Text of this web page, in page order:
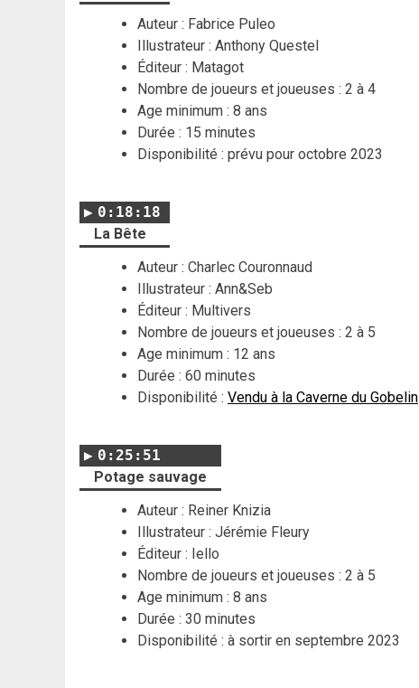
Auteur : Fabrice Puleo
Illustrateur : Anthony Questel
Éditeur : Matagot
Nombre de joueurs et joueuses : 2 à 4
Age minimum : 8 ans
Durée : 15 minutes
Disponibilité : prévu pour octobre 2023
0:18:18
La Bête
Auteur : Charlec Couronnaud
Illustrateur : Ann&Seb
Éditeur : Multivers
Nombre de joueurs et joueuses : 2 à 5
Age minimum : 12 ans
Durée : 60 minutes
Disponibilité : Vendu à la Caverne du Gobelin
0:25:51
Potage sauvage
Auteur : Reiner Knizia
Illustrateur : Jérémie Fleury
Éditeur : Iello
Nombre de joueurs et joueuses : 2 à 5
Age minimum : 8 ans
Durée : 30 minutes
Disponibilité : à sortir en septembre 2023